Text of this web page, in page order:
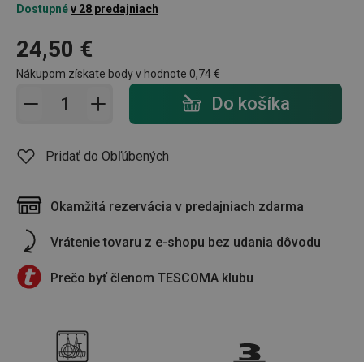
Dostupnév 28 predajniach
24,50 €
Nákupom získate body v hodnote 0,74 €
Pridať do košíka - počet Do košíka
Pridať do Obľúbených
Okamžitá rezervácia v predajniach zdarma
Vrátenie tovaru z e-shopu bez udania dôvodu
Prečo byť členom TESCOMA klubu